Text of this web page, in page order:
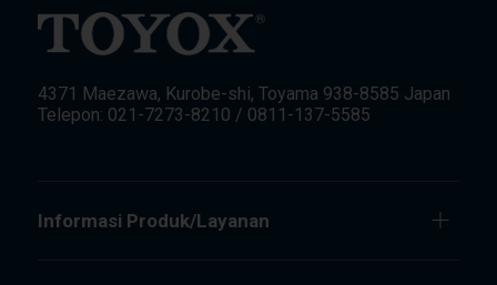
4371 Maezawa, Kurobe-shi, Toyama 938-8585 Japan
Telepon: 021-7273-8210 / 0811-137-5585
Informasi Produk/Layanan